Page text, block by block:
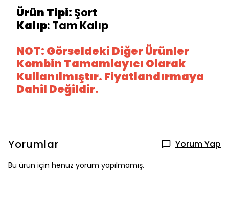
Ürün Tipi: Şort
Kalıp: Tam Kalıp
NOT: Görseldeki Diğer Ürünler
Kombin Tamamlayıcı Olarak
Kullanılmıştır. Fiyatlandırmaya
Dahil Değildir.
Yorumlar Yorum Yap
Bu ürün için henüz yorum yapılmamış.